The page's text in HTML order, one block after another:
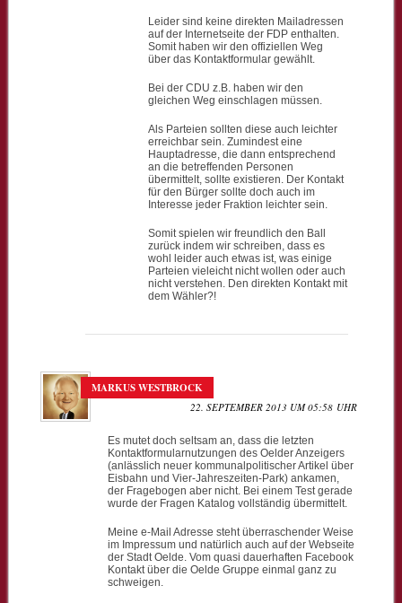
Leider sind keine direkten Mailadressen
auf der Internetseite der FDP enthalten.
Somit haben wir den offiziellen Weg
über das Kontaktformular gewählt.
Bei der CDU z.B. haben wir den
gleichen Weg einschlagen müssen.
Als Parteien sollten diese auch leichter
erreichbar sein. Zumindest eine
Hauptadresse, die dann entsprechend
an die betreffenden Personen
übermittelt, sollte existieren. Der Kontakt
für den Bürger sollte doch auch im
Interesse jeder Fraktion leichter sein.
Somit spielen wir freundlich den Ball
zurück indem wir schreiben, dass es
wohl leider auch etwas ist, was einige
Parteien vieleicht nicht wollen oder auch
nicht verstehen. Den direkten Kontakt mit
dem Wähler?!
MARKUS WESTBROCK
22. SEPTEMBER 2013 UM 05:58 UHR
Es mutet doch seltsam an, dass die letzten
Kontaktformularnutzungen des Oelder Anzeigers
(anlässlich neuer kommunalpolitischer Artikel über
Eisbahn und Vier-Jahreszeiten-Park) ankamen,
der Fragebogen aber nicht. Bei einem Test gerade
wurde der Fragen Katalog vollständig übermittelt.
Meine e-Mail Adresse steht überraschender Weise
im Impressum und natürlich auch auf der Webseite
der Stadt Oelde. Vom quasi dauerhaften Facebook
Kontakt über die Oelde Gruppe einmal ganz zu
schweigen.